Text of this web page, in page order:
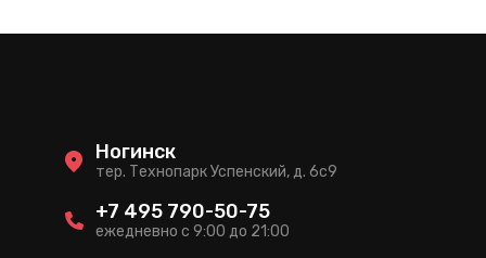
тер. Технопарк Успенский, д. 6c9
Ногинск
ежедневно с 9:00 до 21:00
+7 495 790-50-75